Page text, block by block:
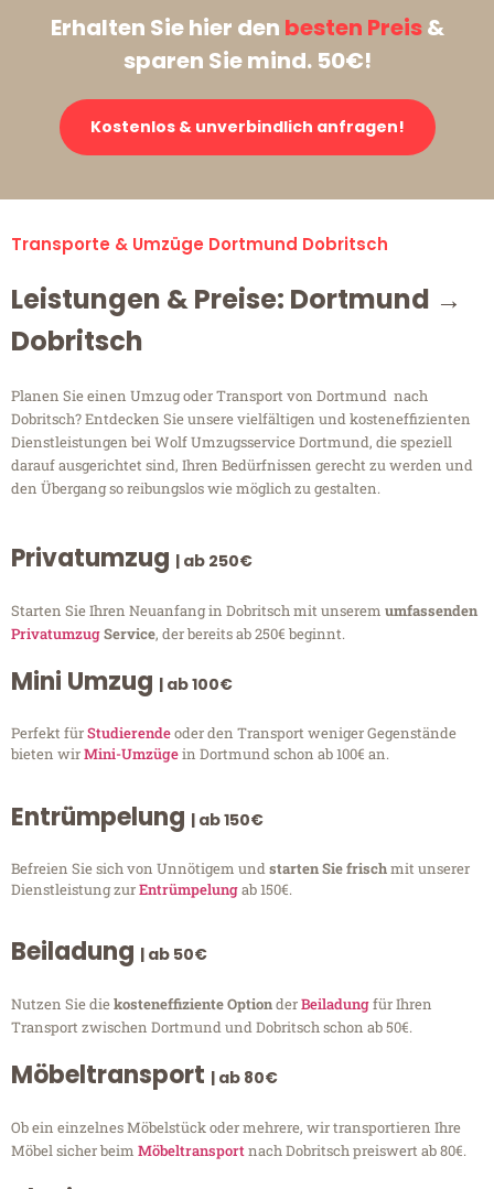
Erhalten Sie hier den besten Preis&
sparen Sie mind. 50€!
Kostenlos & unverbindlich anfragen!
Transporte & Umzüge Dortmund Dobritsch
Leistungen & Preise: Dortmund →
Dobritsch
Planen Sie einen Umzug oder Transport von Dortmund nach
Dobritsch? Entdecken Sie unsere vielfältigen und kosteneffizienten
Dienstleistungen bei Wolf Umzugsservice Dortmund, die speziell
darauf ausgerichtet sind, Ihren Bedürfnissen gerecht zu werden und
den Übergang so reibungslos wie möglich zu gestalten.
Privatumzug | ab 250€
Starten Sie Ihren Neuanfang in Dobritsch mit unserem umfassenden
PrivatumzugService, der bereits ab 250€ beginnt.
Mini Umzug | ab 100€
Perfekt fürStudierendeoder den Transport weniger Gegenstände
bieten wirMini-Umzügein Dortmund schon ab 100€ an.
Entrümpelung | ab 150€
Befreien Sie sich von Unnötigem undstarten Sie frischmit unserer
Dienstleistung zurEntrümpelungab 150€.
Beiladung | ab 50€
Nutzen Sie diekosteneffiziente OptionderBeiladungfür Ihren
Transport zwischen Dortmund und Dobritsch schon ab 50€.
Möbeltransport | ab 80€
Ob ein einzelnes Möbelstück oder mehrere, wir transportieren Ihre
Möbel sicher beim Möbeltransportnach Dobritsch preiswert ab 80€.